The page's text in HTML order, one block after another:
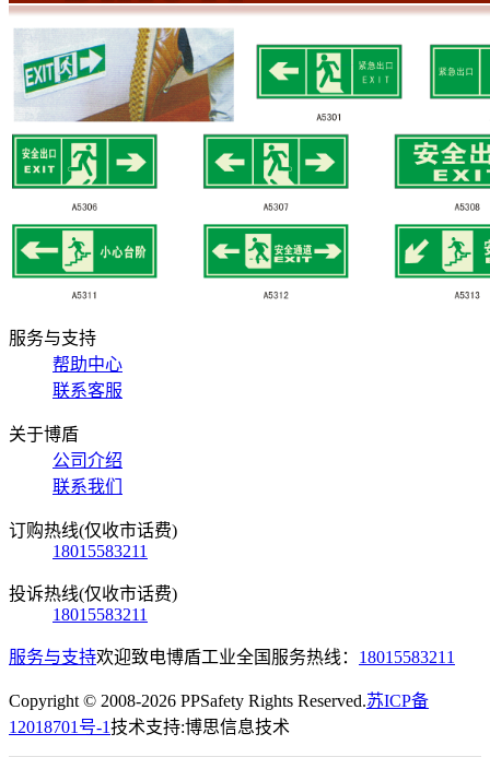
服务与支持
帮助中心
联系客服
关于博盾
公司介绍
联系我们
订购热线(仅收市话费)
18015583211
投诉热线(仅收市话费)
18015583211
服务与支持欢迎致电博盾工业全国服务热线： 18015583211
Copyright © 2008-2026 PPSafety Rights Reserved.苏ICP备
12018701号-1技术支持:博思信息技术